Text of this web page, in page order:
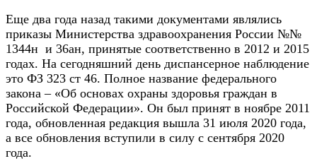
Еще два года назад такими документами являлись
приказы Министерства здравоохранения России №№
1344н и 36ан, принятые соответственно в 2012 и 2015
годах. На сегодняшний день диспансерное наблюдение
это ФЗ 323 ст 46. Полное название федерального
закона – «Об основах охраны здоровья граждан в
Российской Федерации». Он был принят в ноябре 2011
года, обновленная редакция вышла 31 июля 2020 года,
а все обновления вступили в силу с сентября 2020
года.